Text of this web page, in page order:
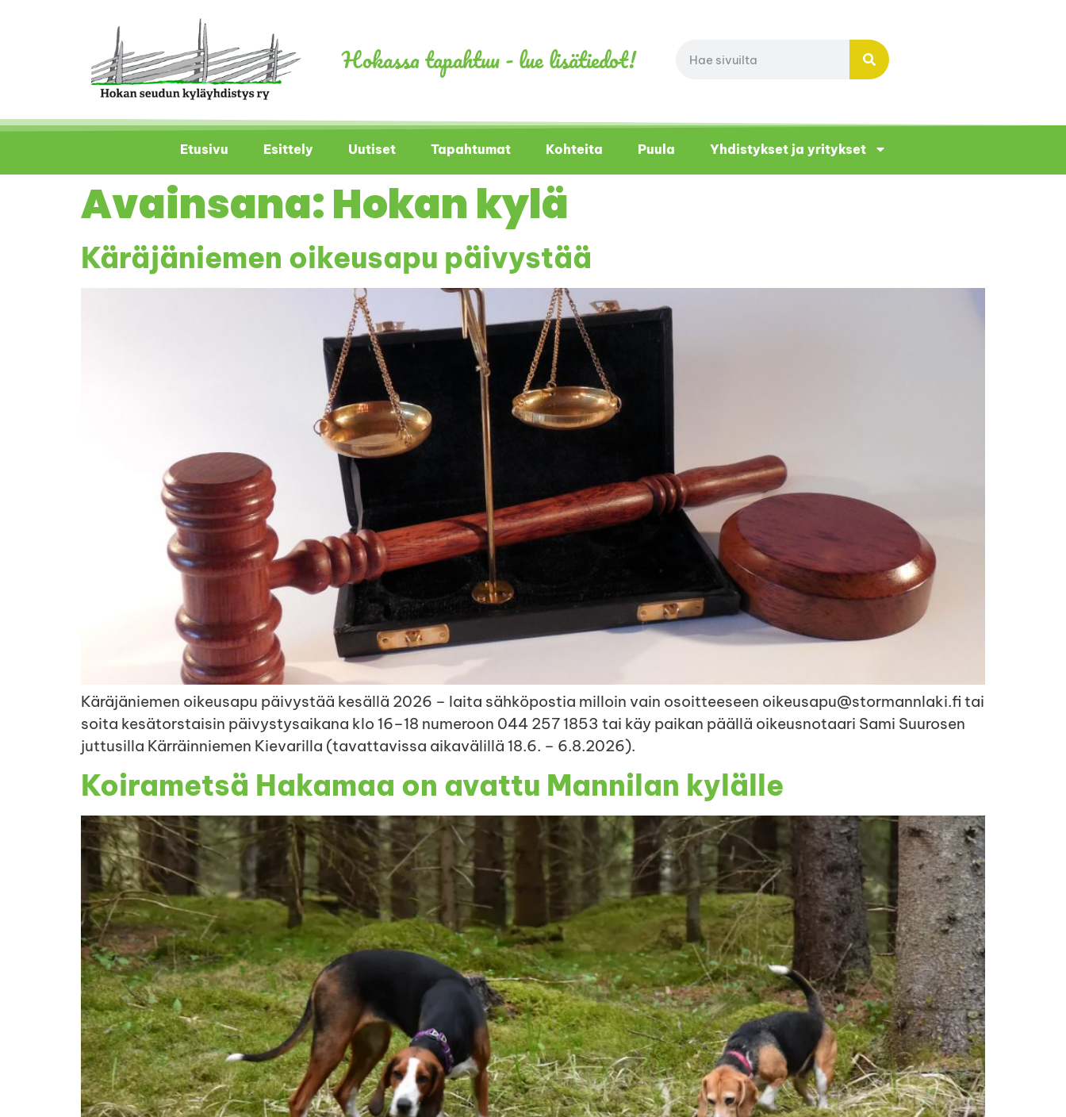
Hokassa tapahtuu - lue lisätiedot!
Etusivu Esittely Uutiset Tapahtumat Kohteita Puula Yhdistykset ja yritykset
Avainsana:Hokan kylä
Käräjäniemen oikeusapu päivystää
Käräjäniemen oikeusapu päivystää kesällä 2026 – laita sähköpostia milloin vain osoitteeseen oikeusapu@stormannlaki.fi tai
soita kesätorstaisin päivystysaikana klo 16–18 numeroon 044 257 1853 tai käy paikan päällä oikeusnotaari Sami Suurosen
juttusilla Kärräinniemen Kievarilla (tavattavissa aikavälillä 18.6. – 6.8.2026).
Koirametsä Hakamaa on avattu Mannilan kylälle